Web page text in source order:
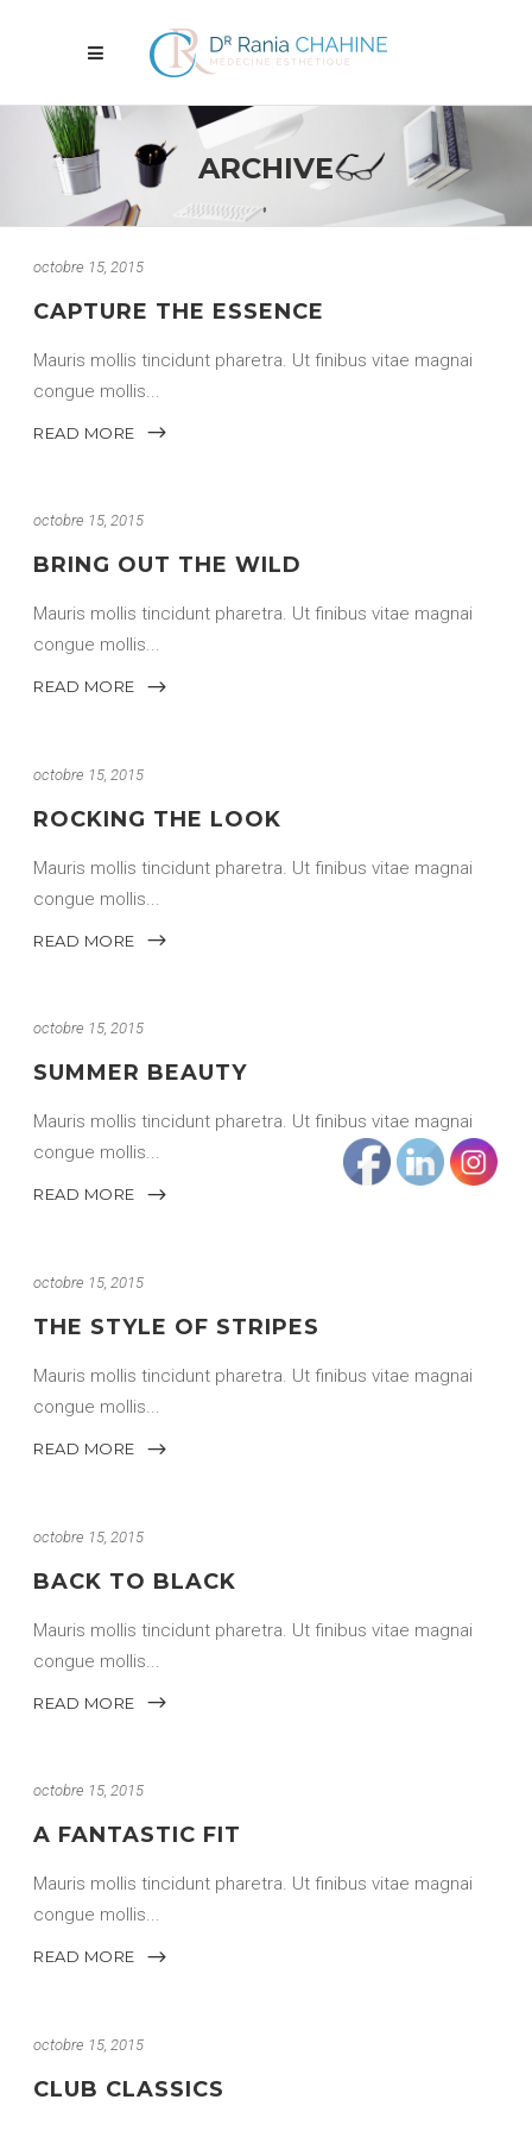
ARCHIVE
octobre 15, 2015
CAPTURE THE ESSENCE
Mauris mollis tincidunt pharetra. Ut finibus vitae magnai
congue mollis
READ MORE
octobre 15, 2015
BRING OUT THE WILD
Mauris mollis tincidunt pharetra. Ut finibus vitae magnai
congue mollis
READ MORE
octobre 15, 2015
ROCKING THE LOOK
Mauris mollis tincidunt pharetra. Ut finibus vitae magnai
congue mollis
READ MORE
octobre 15, 2015
SUMMER BEAUTY
Mauris mollis tincidunt pharetra. Ut finibus vitae magnai
congue mollis
READ MORE
octobre 15, 2015
THE STYLE OF STRIPES
Mauris mollis tincidunt pharetra. Ut finibus vitae magnai
congue mollis
READ MORE
octobre 15, 2015
BACK TO BLACK
Mauris mollis tincidunt pharetra. Ut finibus vitae magnai
congue mollis
READ MORE
octobre 15, 2015
A FANTASTIC FIT
Mauris mollis tincidunt pharetra. Ut finibus vitae magnai
congue mollis
READ MORE
octobre 15, 2015
CLUB CLASSICS